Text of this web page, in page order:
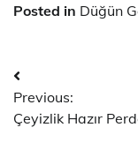
Posted in Düğün
Yazı
dolaşımı
Previous:
Çeyizlik Hazır